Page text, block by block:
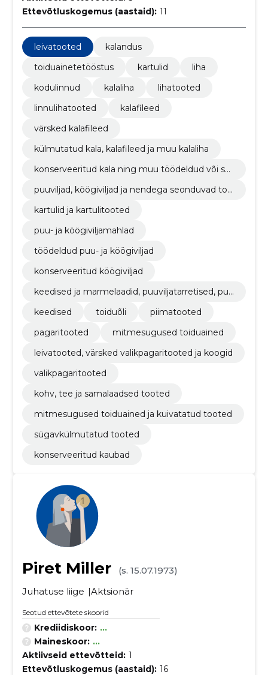
Ettevõtluskogemus (aastaid): 11
leivatooted
kalandus
toiduainetetööstus
kartulid
liha
kodulinnud
kalaliha
lihatooted
linnulihatooted
kalafileed
värsked kalafileed
külmutatud kala, kalafileed ja muu kalaliha
konserveeritud kala ning muu töödeldud või säil
puuviljad, köögiviljad ja nendega seonduvad too
kartulid ja kartulitooted
puu- ja köögiviljamahlad
töödeldud puu- ja köögiviljad
konserveeritud köögiviljad
keedised ja marmelaadid, puuviljatarretised, puu
keedised
toiduõli
piimatooted
pagaritooted
mitmesugused toiduained
leivatooted, värsked valikpagaritooted ja koogid
valikpagaritooted
kohv, tee ja samalaadsed tooted
mitmesugused toiduained ja kuivatatud tooted
sügavkülmutatud tooted
konserveeritud kaubad
Piret Miller
(s. 15.07.1973)
Juhatuse liige
Aktsionär
Seotud ettevõtete skoorid
Krediidiskoor: ...
Maineskoor: ...
Aktiivseid ettevõtteid: 1
Ettevõtluskogemus (aastaid): 16